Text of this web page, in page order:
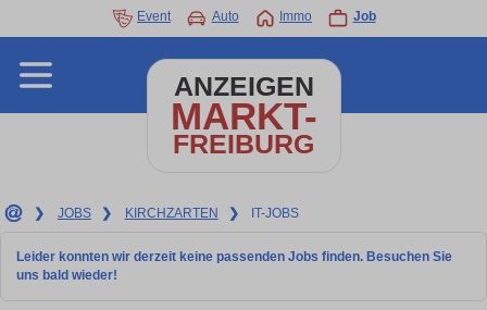
Event Auto Immo Job
ANZEIGEN
MARKT-
FREIBURG
❯ JOBS ❯ KIRCHZARTEN ❯ IT-JOBS
Leider konnten wir derzeit keine passenden Jobs finden. Besuchen Sie
uns bald wieder!